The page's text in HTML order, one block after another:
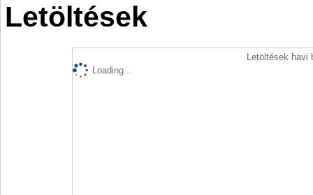
Letöltések
Letöltések havi
Loading...